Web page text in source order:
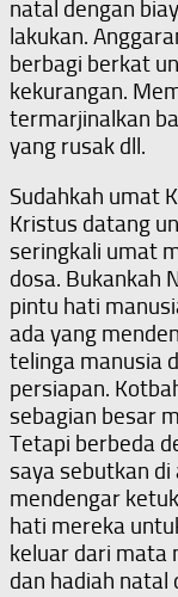
natal dengan
lakukan.
berbagi berkat
kekurangan.
termarjinalkan
yang rusak dll.
Sudahkah umat
Kristus datang
seringkali umat
dosa. Bukankah
pintu hati
ada yang
telinga manusia
persiapan.
sebagian besar
Tetapi berbeda
saya sebutkan
mendengar
hati mereka
keluar dari mata
dan hadiah natal